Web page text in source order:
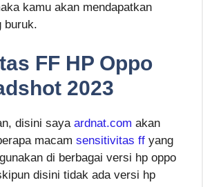
kamu akan mendapatkan
buruk.
FF HP Oppo
2023
disini saya ardnat.com akan
macam sensitivitas ff yang
di berbagai versi hp oppo
disini tidak ada versi hp